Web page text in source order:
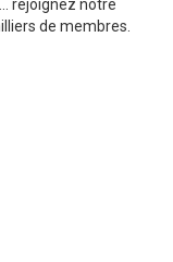
rejoignez notre
de membres.